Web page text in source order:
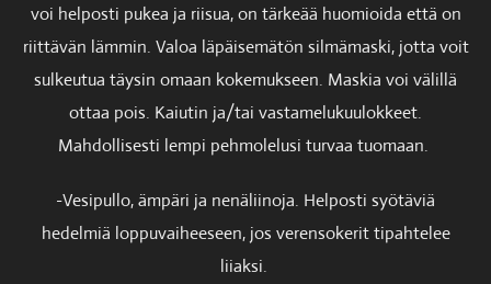
voi helposti pukea ja riisua, on tärkeää huomioida että on
riittävän lämmin. Valoa läpäisemätön silmämaski, jotta voit
sulkeutua täysin omaan kokemukseen. Maskia voi välillä
ottaa pois. Kaiutin ja/tai vastamelukuulokkeet.
Mahdollisesti lempi pehmolelusi turvaa tuomaan.
-Vesipullo, ämpäri ja nenäliinoja. Helposti syötäviä
hedelmiä loppuvaiheeseen, jos verensokerit tipahtelee
liiaksi.